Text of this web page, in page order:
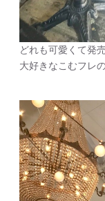
どれも可愛くて発
大好きなこむフレ